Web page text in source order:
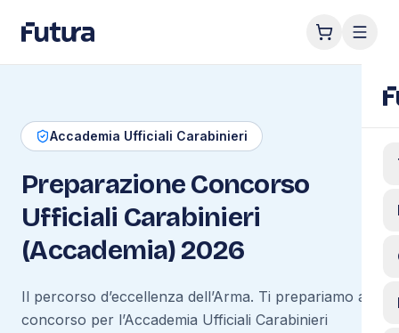
Accademia Ufficiali Carabinieri
Preparazione Concorso
Ufficiali Carabinieri
(Accademia) 2026
Il percorso d’eccellenza dell’Arma. Ti prepariamo al
concorso per l’Accademia Ufficiali Carabinieri